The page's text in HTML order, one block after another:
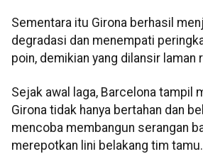
Sementara itu Girona berhasil
degradasi dan menempati
poin, demikian yang dilansir laman
Sejak awal laga, Barcelona tampil
Girona tidak hanya bertahan dan
mencoba membangun serangan
merepotkan lini belakang tim tamu.